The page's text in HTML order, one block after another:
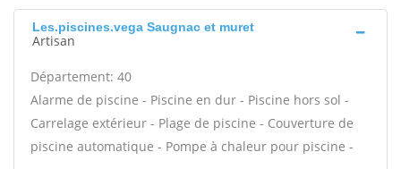
Les.piscines.vega Saugnac et muret
Artisan
Département: 40
Alarme de piscine - Piscine en dur - Piscine hors sol -
Carrelage extérieur - Plage de piscine - Couverture de
piscine automatique - Pompe à chaleur pour piscine -